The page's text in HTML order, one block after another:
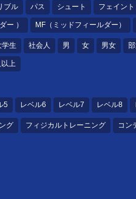
ブル パス シュート フェイント
ー ） MF（ミッドフィールダー）
学生 社会人 男 女 男女
上
5 レベル6 レベル7 レベル8
グ フィジカルトレーニング コン